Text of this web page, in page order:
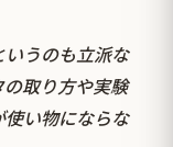
うのも立派な
取り方や実験
い物にならな